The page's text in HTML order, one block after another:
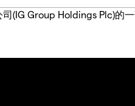
(IG Group Holdings Plc)的